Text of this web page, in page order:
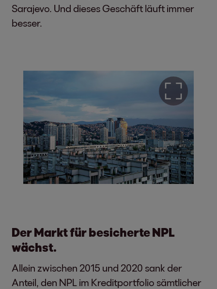
Sarajevo. Und dieses Geschäft läuft immer
besser.
Der Markt für besicherte NPL
wächst.
Allein zwischen 2015 und 2020 sank der
Anteil, den NPL im Kreditportfolio sämtlicher